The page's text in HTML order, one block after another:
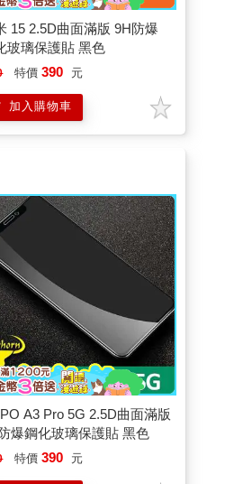
15 2.5D曲面滿版 9H防爆
玻璃保護貼 黑色
特價 390 元
加入購物車
A3 Pro 5G 2.5D曲面滿版
爆鋼化玻璃保護貼 黑色
特價 390 元